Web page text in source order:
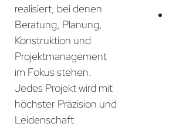
realisiert, bei denen
Beratung, Planung,
Konstruktion und
Projektmanagement
im Fokus stehen.
Jedes Projekt wird mit
höchster Präzision und
Leidenschaft